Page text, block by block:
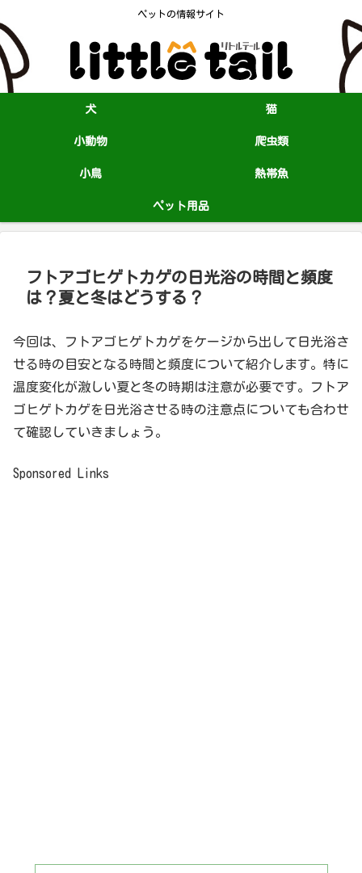
ペットの情報サイト
犬 猫
小動物 爬虫類
小鳥 熱帯魚
ペット用品
フトアゴヒゲトカゲの日光浴の時間と頻度
は？夏と冬はどうする？
今回は、フトアゴヒゲトカゲをケージから出して日光浴さ
せる時の目安となる時間と頻度について紹介します。特に
温度変化が激しい夏と冬の時期は注意が必要です。フトア
ゴヒゲトカゲを日光浴させる時の注意点についても合わせ
て確認していきましょう。
Sponsored Links